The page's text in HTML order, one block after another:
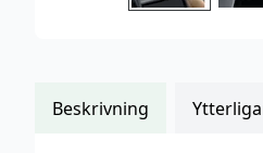
Beskrivning